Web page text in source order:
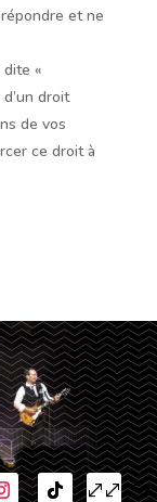
et ne
«
droit
de vos
ce droit à